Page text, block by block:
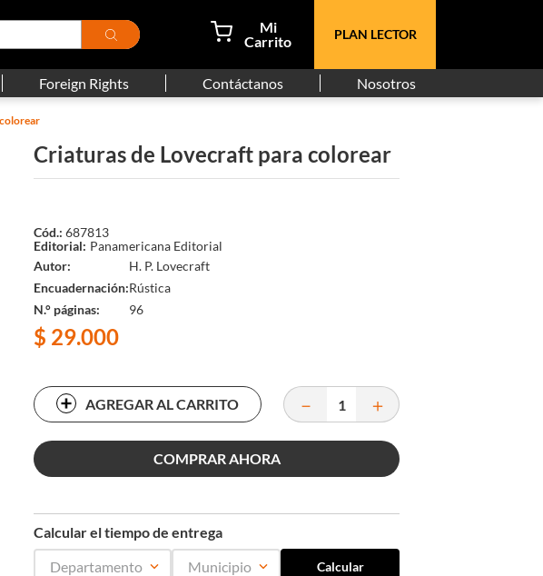
PLAN LECTOR
Foreign Rights Contáctanos Nosotros
Criaturas de Lovecraft para colorear
Panamericana Editorial
687813
Autor
Encuadernación
N.° páginas
H. P. Lovecraft
Rústica
96
$ 29.000
AGREGAR AL CARRITO ＋
－
COMPRAR AHORA
Calcular el tiempo de entrega
Departamento
Municipio